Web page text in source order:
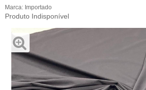
Marca: Importado
Produto Indisponível